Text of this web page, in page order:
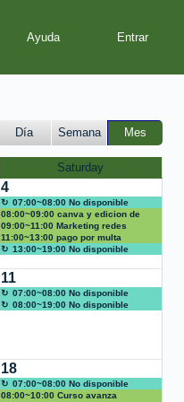
Ayuda
Día Semana Mes
Saturday
4
07:00~08:00 No disponible
08:00~09:00 canva y edicion de
video
09:00~11:00 Marketing redes
11:00~13:00 pago por multa
13:00~19:00 No disponible
11
07:00~08:00 No disponible
08:00~19:00 No disponible
18
07:00~08:00 No disponible
08:00~10:00 Curso avanza